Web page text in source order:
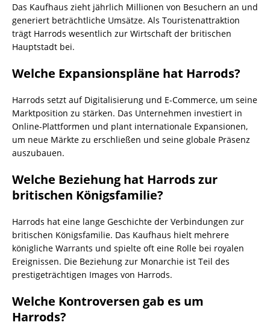
Das Kaufhaus zieht jährlich Millionen von Besuchern an und
generiert beträchtliche Umsätze. Als Touristenattraktion
trägt Harrods wesentlich zur Wirtschaft der britischen
Hauptstadt bei.
Welche Expansionspläne hat Harrods?
Harrods setzt auf Digitalisierung und E-Commerce, um seine
Marktposition zu stärken. Das Unternehmen investiert in
Online-Plattformen und plant internationale Expansionen,
um neue Märkte zu erschließen und seine globale Präsenz
auszubauen.
Welche Beziehung hat Harrods zur
britischen Königsfamilie?
Harrods hat eine lange Geschichte der Verbindungen zur
britischen Königsfamilie. Das Kaufhaus hielt mehrere
königliche Warrants und spielte oft eine Rolle bei royalen
Ereignissen. Die Beziehung zur Monarchie ist Teil des
prestigeträchtigen Images von Harrods.
Welche Kontroversen gab es um
Harrods?